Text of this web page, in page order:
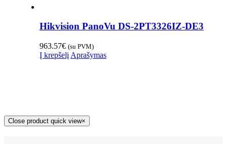
Hikvision PanoVu DS-2PT3326IZ-DE3
963.57€ (su PVM)
Į krepšelį Aprašymas
Close product quick view×